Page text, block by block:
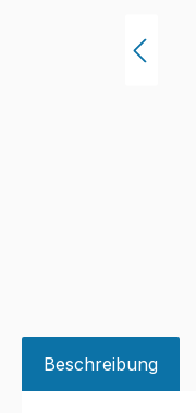
Beschreibung